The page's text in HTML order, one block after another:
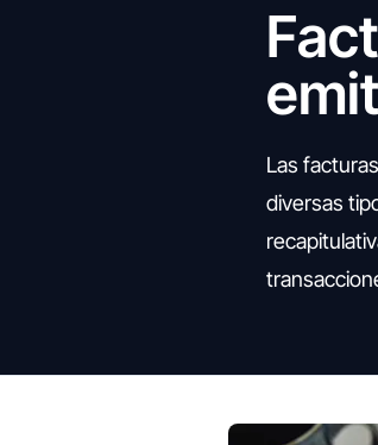
Las
diversas